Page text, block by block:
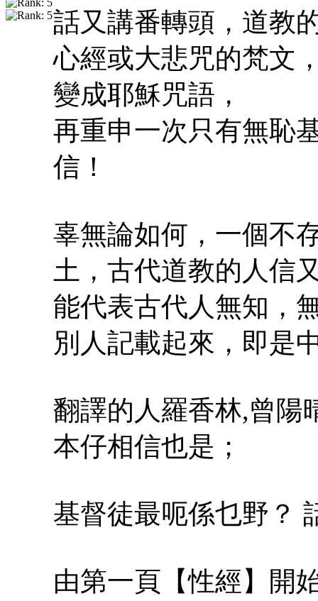
話又講番轉頭，道教
心經或大悲咒的梵文
變成耶穌咒語，
再重申一次只有無恥
信！
辜無論如何，一個不
土，古代道教的人信
能代表古代人無知，
別人記載起來，即是
翻譯的人羅香林,曾陽
本仔相信也是；
基督徒最呃係乜野？
由第一頁【性經】開